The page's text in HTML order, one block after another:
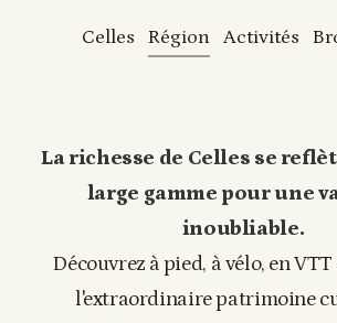
Celles Région Activités
La richesse de Celles se
large gamme pour une
inoubliable.
Découvrez à pied, à vélo, en
l'extraordinaire patrimoine